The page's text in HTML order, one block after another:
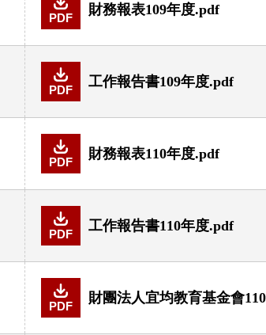
PDF
財務報表109年度.pdf
PDF
工作報告書109年度.pdf
PDF
財務報表110年度.pdf
PDF
工作報告書110年度.pdf
PDF
財團法人宜均教育基金會